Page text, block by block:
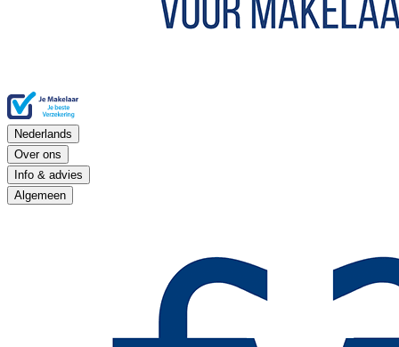
Nederlands
Over ons
Info & advies
Algemeen